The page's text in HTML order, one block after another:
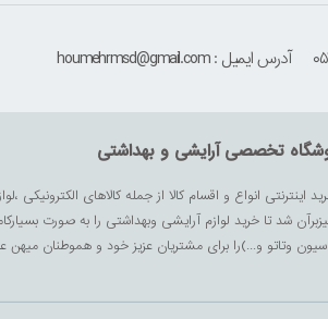
آدرس ایمیل : houmehrmsd@gmail.com
تخصصی آرایشی و بهداشتی
اینترنتی انواع و اقسام کالا از جمله کالاهای الکترونیکی
شد تا خرید لوازم آرایشی وبهداشتی را به صورت
وتاتو و...)را برای مشتریان عزیز خود و هموطنان میهن